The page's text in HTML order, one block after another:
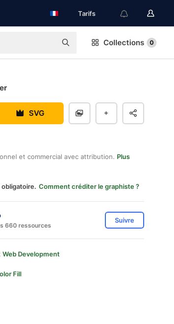
Tarifs
Collections 0
SVG
et commercial avec attribution. Plus
Comment créditer le graphiste ?
660 ressources
Suivre
Web Development
Fill